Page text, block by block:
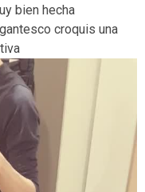
bien hecha
croquis una